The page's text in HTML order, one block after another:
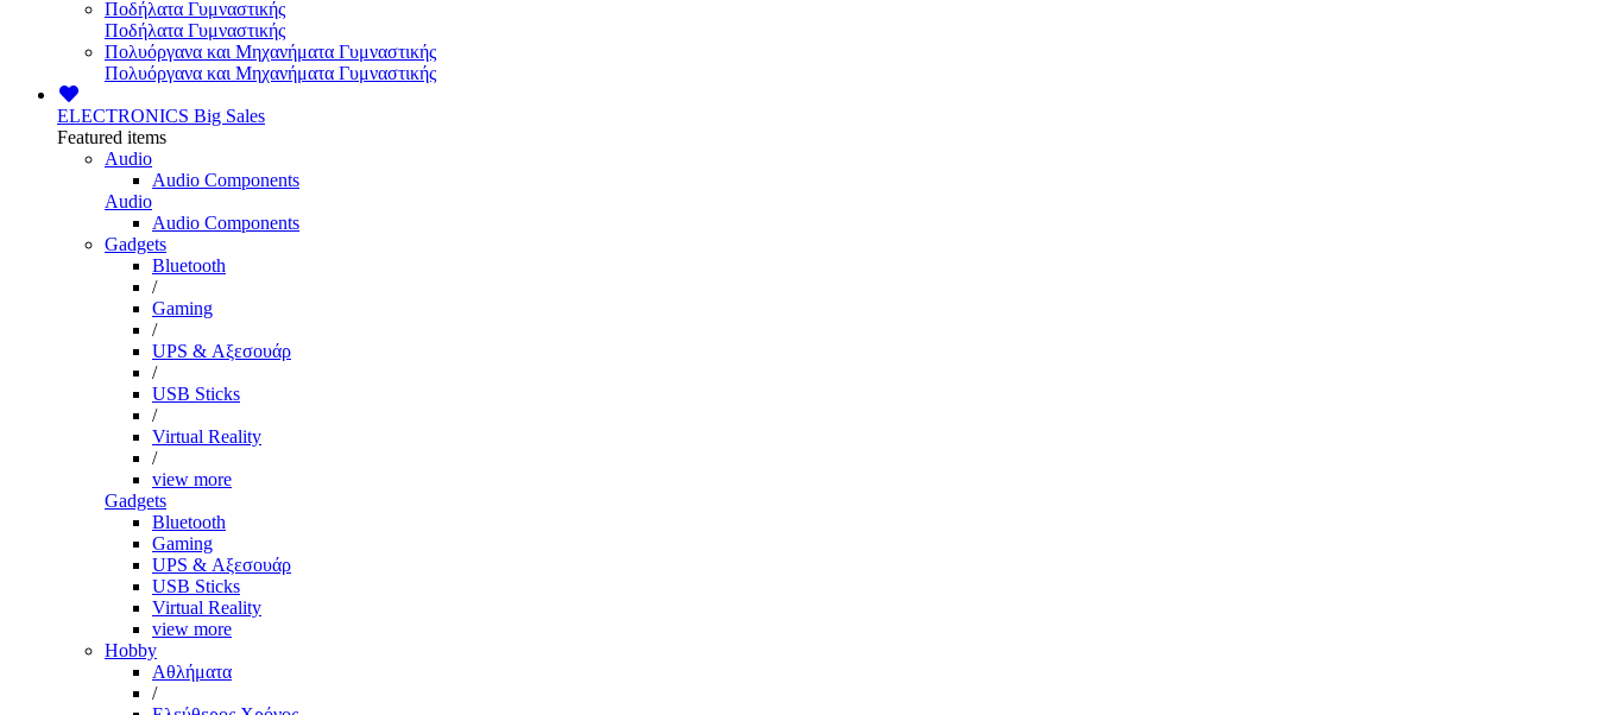
Ποδήλατα Γυμναστικής
Ποδήλατα Γυμναστικής
Πολυόργανα και Μηχανήματα Γυμναστικής
Πολυόργανα και Μηχανήματα Γυμναστικής
ELECTRONICS Big Sales
Featured items
Audio
Audio Components
Audio
Audio Components
Gadgets
Bluetooth
/
Gaming
/
UPS & Αξεσουάρ
/
USB Sticks
/
Virtual Reality
/
view more
Gadgets
Bluetooth
Gaming
UPS & Αξεσουάρ
USB Sticks
Virtual Reality
view more
Hobby
Αθλήματα
/